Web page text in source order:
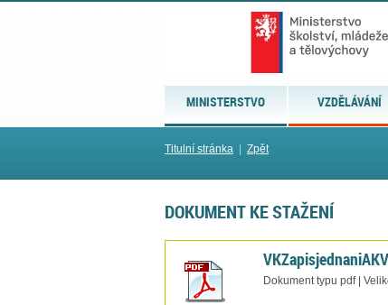
MINISTERSTVO VZDĚLÁVÁNÍ
Titulní stránka Zpět
DOKUMENT KE STAŽENÍ
Dokument typu pdf |